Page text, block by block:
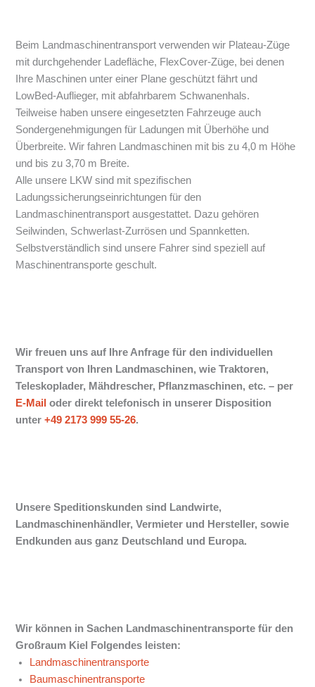
Beim Landmaschinentransport verwenden wir Plateau-Züge
mit durchgehender Ladefläche, FlexCover-Züge, bei denen
Ihre Maschinen unter einer Plane geschützt fährt und
LowBed-Auflieger, mit abfahrbarem Schwanenhals.
Teilweise haben unsere eingesetzten Fahrzeuge auch
Sondergenehmigungen für Ladungen mit Überhöhe und
Überbreite. Wir fahren Landmaschinen mit bis zu 4,0 m Höhe
und bis zu 3,70 m Breite.
Alle unsere LKW sind mit spezifischen
Ladungssicherungseinrichtungen für den
Landmaschinentransport ausgestattet. Dazu gehören
Seilwinden, Schwerlast-Zurrösen und Spannketten.
Selbstverständlich sind unsere Fahrer sind speziell auf
Maschinentransporte geschult.
Wir freuen uns auf Ihre Anfrage für den individuellen
Transport von Ihren Landmaschinen, wie Traktoren,
Teleskoplader, Mähdrescher, Pflanzmaschinen, etc. – per
E-Mail oder direkt telefonisch in unserer Disposition
unter+49 2173 999 55-26.
Unsere Speditionskunden sind Landwirte,
Landmaschinenhändler, Vermieter und Hersteller, sowie
Endkunden aus ganz Deutschland und Europa.
Wir können in Sachen Landmaschinentransporte für den
Großraum Kiel
Folgendes leisten:
Landmaschinentransporte
Baumaschinentransporte